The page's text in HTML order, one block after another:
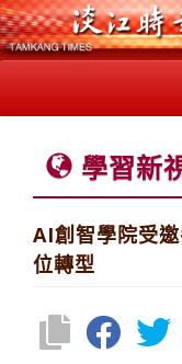
學習新
AI創智學院受
位轉型